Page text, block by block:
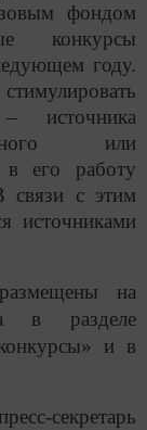
фондом
конкурсы
году.
источника
или
в его работу
связи с этим
источниками
на
в разделе
и в
секретарь